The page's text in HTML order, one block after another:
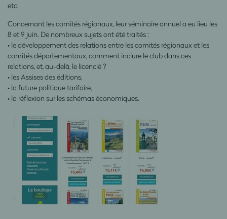
etc.
Concernant les comités régionaux, leur séminaire annuel a eu lieu les
8 et 9 juin. De nombreux sujets ont été traités :
• le développement des relations entre les comités régionaux et les
comités départementaux, comment inclure le club dans ces
relations, et, au-delà, le licencié ?
• les Assises des éditions,
• la future politique tarifaire,
• la réflexion sur les schémas économiques.